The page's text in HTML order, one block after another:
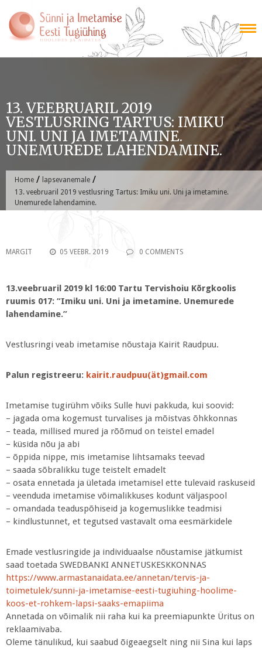
content
13. VEEBRUARIL 2019
VESTLUSRING TARTUS: IMIKU
UNI. UNI JA IMETAMINE.
UNEMUREDE LAHENDAMINE.
Home / lapsevanemale /
13. veebruaril 2019 vestlusring Tartus: Imiku uni. Uni ja imetamine.
Unemurede lahendamine.
MARGIT 05 VEEBR. 2019 0 COMMENTS
13.veebruaril 2019 kl 16:00 Tartu Tervishoiu Kõrgkoolis
ruumis 017: “Imiku uni. Uni ja imetamine. Unemurede
lahendamine.”
Vestlusringi veab imetamise nõustaja Kairit Raudpuu.
Palun registreeru: kairit.raudpuu(ät)gmail.com
Imetamise tugirühm võiks Sulle huvi pakkuda, kui soovid:
– jagada oma kogemust turvalises ja mõistvas õhkkonnas
– teada, millised mured ja rõõmud on teistel emadel
– küsida nõu ja abi
– õppida nippe, mis imetamise lihtsamaks teevad
– saada sõbralikku tuge teistelt emadelt
– osata ennetada ja ületada imetamisel ette tulevaid raskuseid
– veenduda imetamise võimalikkuses kodunt väljaspool
– omandada teaduspõhiseid ja kogemuslikke teadmisi
– kindlustunnet, et tegutsed vastavalt oma eesmärkidele
Emade vestlusringide ja individuaalse nõustamise jätkumist
saad toetada SWEDBANKI ANNETUSKESKKONNAS
https://www.armastanaidata.ee/annetan/tervis-ja-
toimetulek/sunni-ja-imetamise-eesti-tugiuhing-hoolime-
koos-et-rohkem-lapsi-saaks-emapiima
Annetada on võimalik nii raha kui ka preemiapunkte Üritus on
reklaamivaba.
Oleme tänulikud, kui saabud õigeaegselt ning nii Sina kui laps